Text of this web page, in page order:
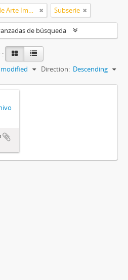
Colección de Publicaciones de Arte Impreso Subserie
de búsqueda
:
Direction: Descending